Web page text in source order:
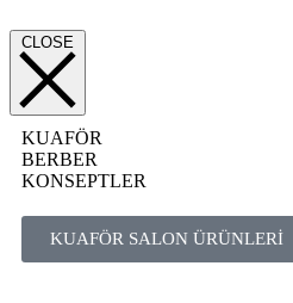
CLOSE
KUAFÖR
BERBER
KONSEPTLER
KUAFÖR SALON ÜRÜNLERİ